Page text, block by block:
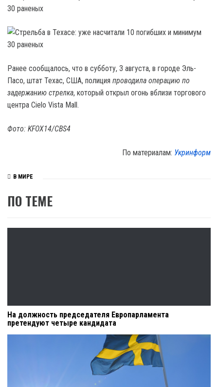
Ранее сообщалось, что в субботу, 3 августа, в городе Эль-
Пасо, штат Техас, США, полиция проводила операцию по
задержанию стрелка, который открыл огонь вблизи торгового
центра Cielo Vista Mall.
Фото: KFOX14/CBS4
По материалам: Укринформ
В МИРЕ
ПО ТЕМЕ
На должность председателя Европарламента
претендуют четыре кандидата